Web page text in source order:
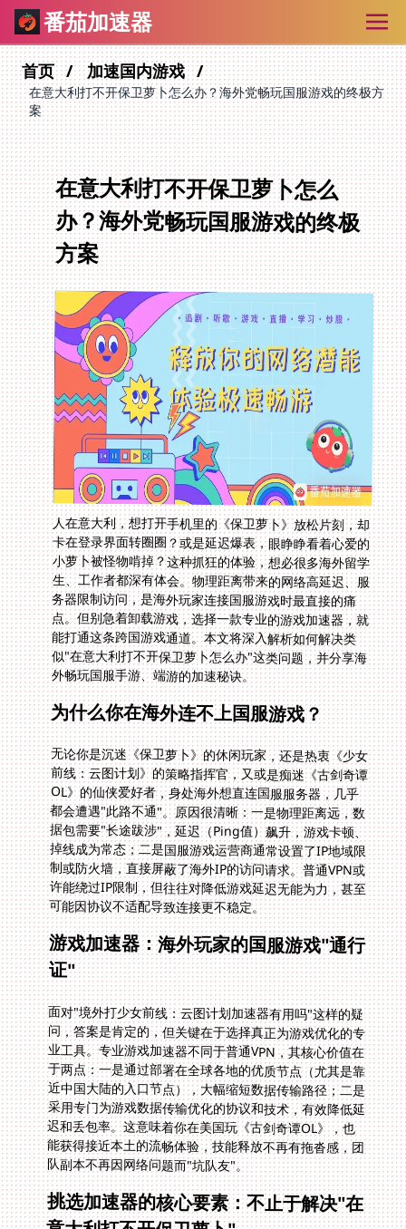
番茄加速器
首页 加速国内游戏
在意大利打不开保卫萝卜怎么办？海外党畅玩国服游戏的终极方
案
在意大利打不开保卫萝卜怎么
办？海外党畅玩国服游戏的终极
方案
人在意大利，想打开手机里的《保卫萝卜》放松片刻，却
卡在登录界面转圈圈？或是延迟爆表，眼睁睁看着心爱的
小萝卜被怪物啃掉？这种抓狂的体验，想必很多海外留学
生、工作者都深有体会。物理距离带来的网络高延迟、服
务器限制访问，是海外玩家连接国服游戏时最直接的痛
点。但别急着卸载游戏，选择一款专业的游戏加速器，就
能打通这条跨国游戏通道。本文将深入解析如何解决类
似"在意大利打不开保卫萝卜怎么办"这类问题，并分享海
外畅玩国服手游、端游的加速秘诀。
为什么你在海外连不上国服游戏？
无论你是沉迷《保卫萝卜》的休闲玩家，还是热衷《少女
前线：云图计划》的策略指挥官，又或是痴迷《古剑奇谭
OL》的仙侠爱好者，身处海外想直连国服服务器，几乎
都会遭遇"此路不通"。原因很清晰：一是物理距离远，数
据包需要"长途跋涉"，延迟（Ping值）飙升，游戏卡顿、
掉线成为常态；二是国服游戏运营商通常设置了IP地域限
制或防火墙，直接屏蔽了海外IP的访问请求。普通VPN或
许能绕过IP限制，但往往对降低游戏延迟无能为力，甚至
可能因协议不适配导致连接更不稳定。
游戏加速器：海外玩家的国服游戏"通行
证"
面对"境外打少女前线：云图计划加速器有用吗"这样的疑
问，答案是肯定的，但关键在于选择真正为游戏优化的专
业工具。专业游戏加速器不同于普通VPN，其核心价值在
于两点：一是通过部署在全球各地的优质节点（尤其是靠
近中国大陆的入口节点），大幅缩短数据传输路径；二是
采用专门为游戏数据传输优化的协议和技术，有效降低延
迟和丢包率。这意味着你在美国玩《古剑奇谭OL》，也
能获得接近本土的流畅体验，技能释放不再有拖沓感，团
队副本不再因网络问题而"坑队友"。
挑选加速器的核心要素：不止于解决"在